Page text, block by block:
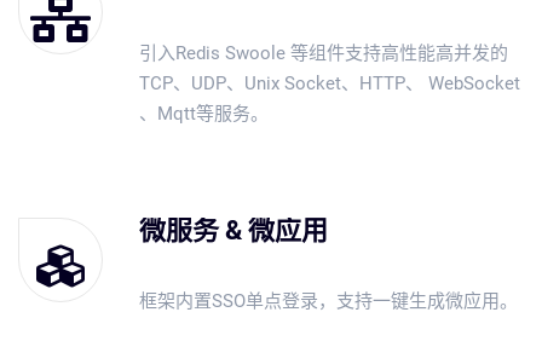
引入Redis Swoole 等组件支持高性能高并发的
TCP、UDP、Unix Socket、HTTP、 WebSocket
、Mqtt等服务。
微服务 & 微应用
框架内置SSO单点登录，支持一键生成微应用。